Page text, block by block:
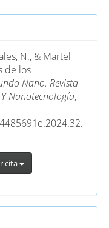
N., & Martel
de los
Nano. Revista
Nanotecnología,
cita